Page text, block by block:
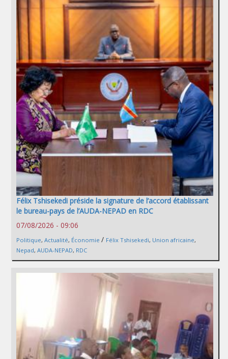
Félix Tshisekedi préside la signature de l’accord établissant
le bureau-pays de l’AUDA-NEPAD en RDC
07/08/2026 - 09:06
Politique, Actualité, Économie / Félix Tshisekedi, Union africaine,
Nepad, AUDA-NEPAD, RDC